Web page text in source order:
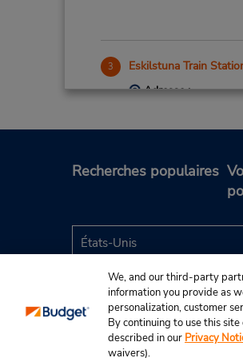
3 Eskilstuna Train
Adresse :
Eskilstuna, 63220,
Eskilstuna
Gransgatan 11,
Eskilstuna, 63342,
Recherches populaires
© Budget Rent A Car System, Inc., 2025.
We, and our third-party
information you provide as
personalization, customer
By continuing to use this
described in our Privacy
waivers).